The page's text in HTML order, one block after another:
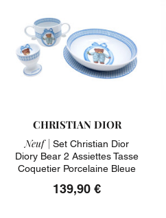
CHRISTIAN DIOR
Neuf | Set Christian Dior
Diory Bear 2 Assiettes Tasse
Coquetier Porcelaine Bleue
139,90 €